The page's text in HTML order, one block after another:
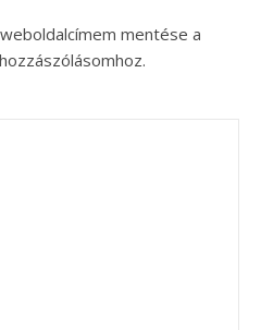
mentése a